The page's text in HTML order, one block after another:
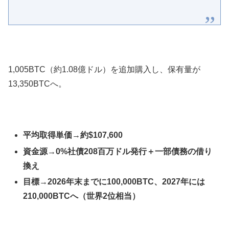
1,005BTC（約1.08億ドル）を追加購入し、保有量が
13,350BTCへ。
平均取得単価→約$107,600
資金源→0%社債208百万ドル発行＋一部債務の借り
換え
目標→2026年末までに100,000BTC、2027年には
210,000BTCへ（世界2位相当）